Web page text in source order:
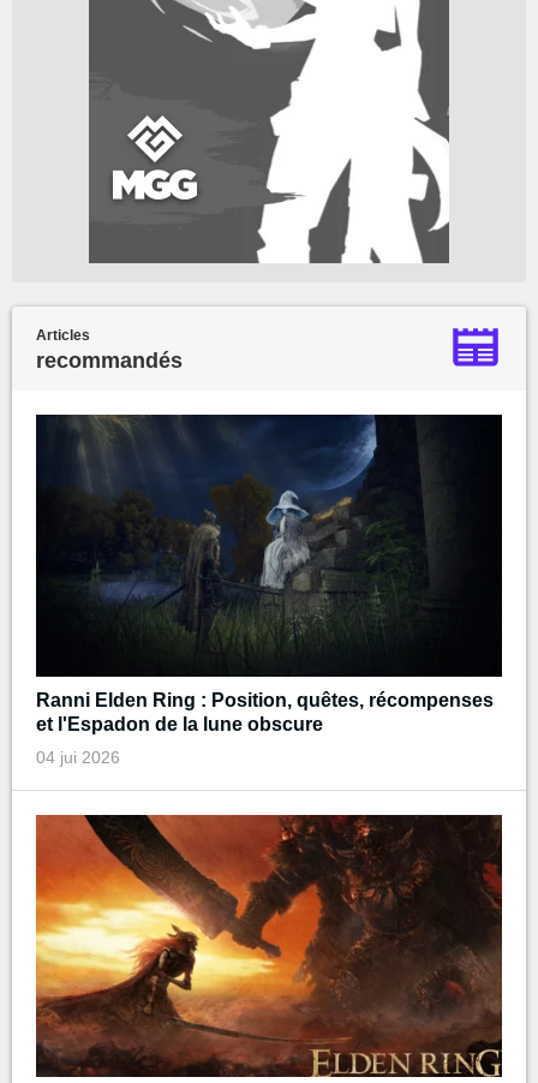
Articles
recommandés
Ranni Elden Ring : Position, quêtes, récompenses
et l'Espadon de la lune obscure
04 jui 2026